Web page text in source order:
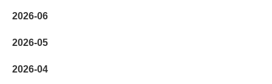
2026-06
2026-05
2026-04